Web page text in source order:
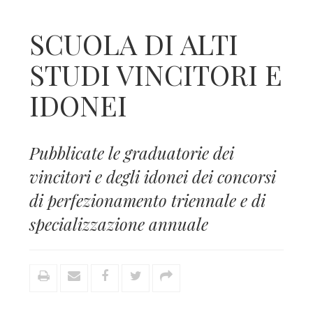
SCUOLA DI ALTI
STUDI VINCITORI E
IDONEI
Pubblicate le graduatorie dei
vincitori e degli idonei dei concorsi
di perfezionamento triennale e di
specializzazione annuale